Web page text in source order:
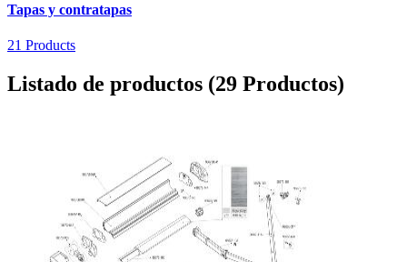
Tapas y contratapas
21 Products
Listado de productos (29 Productos)